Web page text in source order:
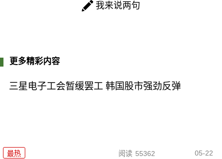
我来说两句
更多精彩内容
三星电子工会暂缓罢工 韩国股市强劲反弹
最热 阅读 55362 05-22